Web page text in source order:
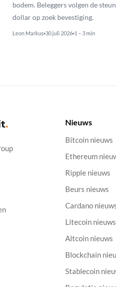
bodem. Beleggers volgen de
dollar op zoek bevestiging.
Leon Markus 30 juli 2026 1 – 3 min
Nieuws
Bitcoin nieuws
Ethereum
Ripple nieuws
Beurs nieuws
Cardano
Litecoin nieuws
Altcoin nieuws
Blockchain
Stablecoin